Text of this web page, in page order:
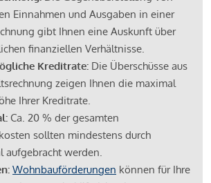
Einnahmen und Ausgaben in einer
gibt Ihnen eine Auskunft über
finanziellen Verhältnisse.
Kreditrate: Die Überschüsse aus
zeigen Ihnen die maximal
Ihrer Kreditrate.
Ca. 20 % der gesamten
sollten mindestens durch
aufgebracht werden.
Wohnbauförderungen können für Ihre